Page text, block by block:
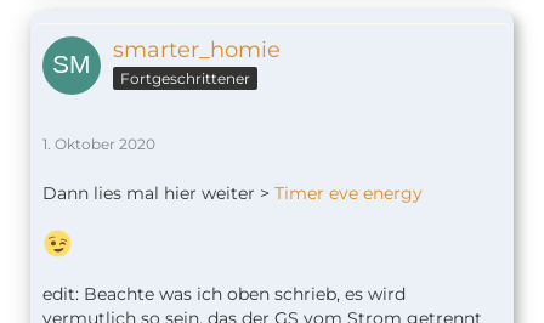
smarter_homie
Fortgeschrittener
1. Oktober 2020
Dann lies mal hier weiter > Timer eve energy
edit: Beachte was ich oben schrieb, es wird
vermutlich so sein, das der GS vom Strom getrennt